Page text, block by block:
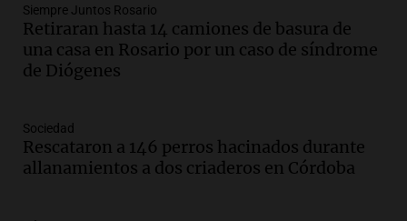
Audio.Recomendaciones de vino
bonarda para disfrutar el fin de semana
en Mendoza
Panorama Federal
Audio.
en la Sociedad Rural de Bulaya con
actividades para toda la familia
Siempre Juntos Rosario
Retiraran hasta 14 camiones de basura de
una casa en Rosario por un caso de síndrome
de Diógenes
Sociedad
Rescataron a 146 perros hacinados durante
allanamientos a dos criaderos en Córdoba